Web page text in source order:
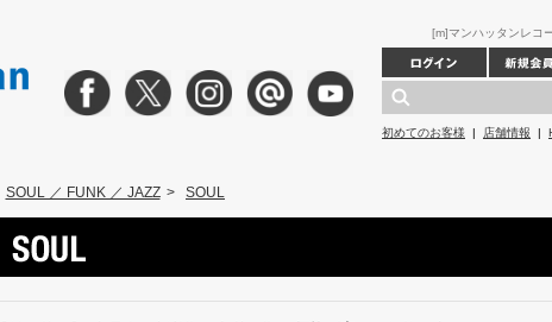
[m]マンハッタンレコ
初めてのお客様 | 店舗情報 |
SOUL ／ FUNK ／ JAZZ > SOUL